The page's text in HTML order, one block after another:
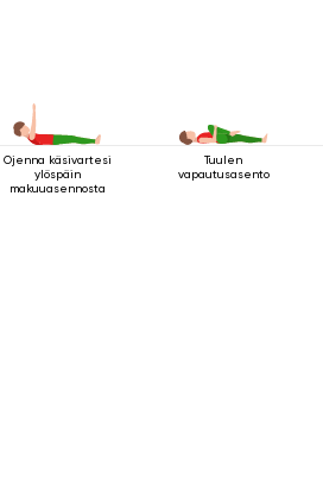
Ojenna käsivartesi
ylöspäin
makuuasennosta
Tuulen
vapautusasento